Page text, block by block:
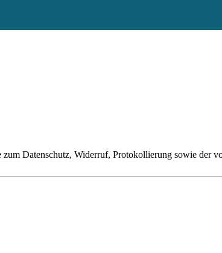
Datenschutz, Widerruf, Protokollierung sowie der